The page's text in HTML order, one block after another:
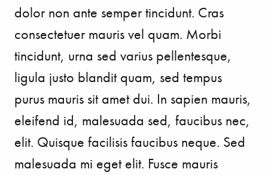
dolor non ante semper tincidunt. Cras
consectetuer mauris vel quam. Morbi
tincidunt, urna sed varius pellentesque,
ligula justo blandit quam, sed tempus
purus mauris sit amet dui. In sapien mauris,
eleifend id, malesuada sed, faucibus nec,
elit. Quisque facilisis faucibus neque. Sed
malesuada mi eget elit. Fusce mauris